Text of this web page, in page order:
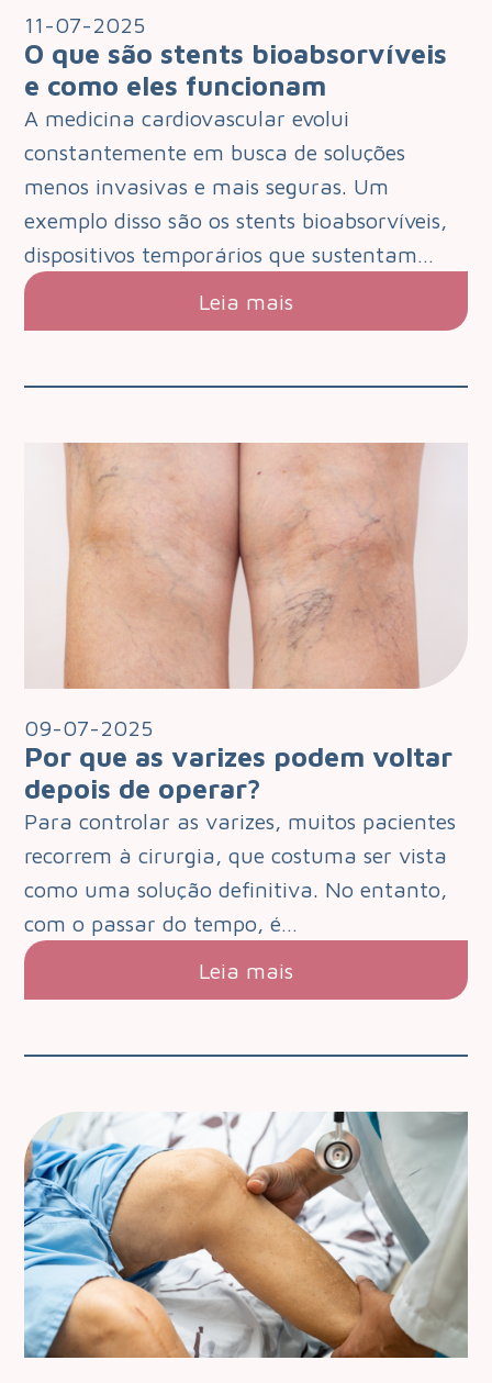
11-07-2025
O que são stents bioabsorvíveis
e como eles funcionam
A medicina cardiovascular evolui
constantemente em busca de soluções
menos invasivas e mais seguras. Um
exemplo disso são os stents bioabsorvíveis,
dispositivos temporários que sustentam…
Leia mais
09-07-2025
Por que as varizes podem voltar
depois de operar?
Para controlar as varizes, muitos pacientes
recorrem à cirurgia, que costuma ser vista
como uma solução definitiva. No entanto,
com o passar do tempo, é…
Leia mais